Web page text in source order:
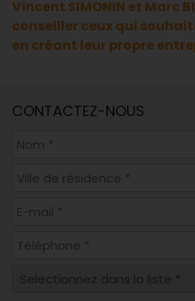
Vincent SIMONIN et Marc
conseiller ceux qui
en créant leur propre
CONTACTEZ-NOUS